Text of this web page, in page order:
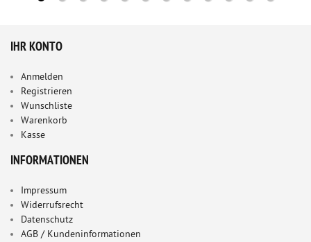
IHR KONTO
Anmelden
Registrieren
Wunschliste
Warenkorb
Kasse
INFORMATIONEN
Impressum
Widerrufsrecht
Datenschutz
AGB / Kundeninformationen